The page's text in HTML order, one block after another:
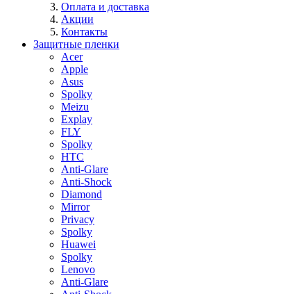
Оплата и доставка
Акции
Контакты
Защитные пленки
Acer
Apple
Asus
Spolky
Meizu
Explay
FLY
Spolky
HTC
Anti-Glare
Anti-Shock
Diamond
Mirror
Privacy
Spolky
Huawei
Spolky
Lenovo
Anti-Glare